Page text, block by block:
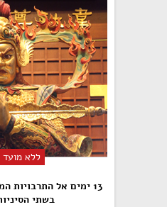
ללא מועד
13 ימים אל התרבויות
בשתי